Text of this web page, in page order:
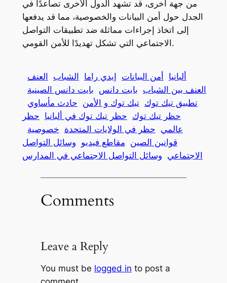
من جهة أخرى، قد تشهد الدول الأخرى تصاعدًا في
الجدل حول أمن البيانات والخصوصية، مما قد يدفعها
إلى اتخاذ إجراءات مماثلة ضد تطبيقات التواصل
الاجتماعي التي تشكل تهديدًا للأمن القومي.
ألبانيا أمن البيانات إيدي راما الشباب العنف
العنف بين الشباب بايت دانس بايت دانس الصينية
تطبيق تيك توك تيك توك و الأمن حادث مأساوي
حظر تيك توك حظر تيك توك في ألبانيا حظر
عالمي حظر في الولايات المتحدة خصوصية
قوانين الصين مقاطع فيديو وسائل التواصل
الاجتماعي وسائل التواصل الاجتماعي في المدارس
Comments
Leave a Reply
You must be logged in to post a